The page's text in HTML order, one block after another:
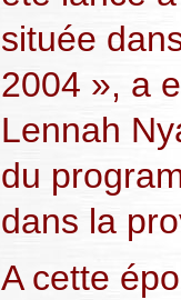
située
2004 », a
Lennah
du
dans la
A cette